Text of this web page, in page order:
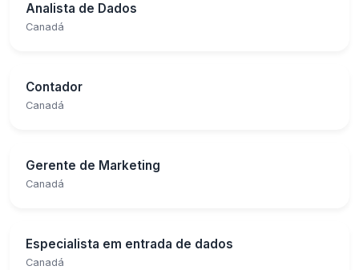
Analista de Dados
Canadá
Contador
Canadá
Gerente de Marketing
Canadá
Especialista em entrada de dados
Canadá